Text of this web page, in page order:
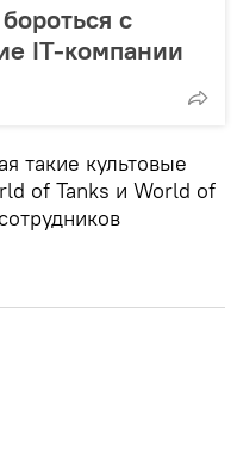
с
IT-компании
такие культовые
of Tanks и World of